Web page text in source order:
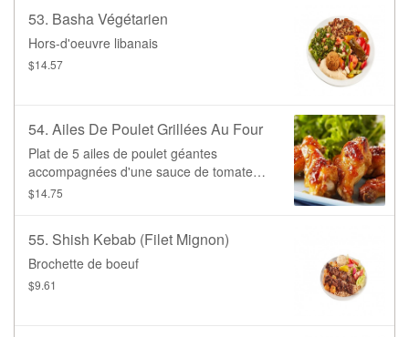
53. Basha Végétarien
Hors-d'oeuvre libanais
$14.57
54. Ailes De Poulet Grillées Au Four
Plat de 5 ailes de poulet géantes
accompagnées d'une sauce de tomates,
d'oignons, et de citron
$14.75
55. Shish Kebab (filet Mignon)
Brochette de boeuf
$9.61